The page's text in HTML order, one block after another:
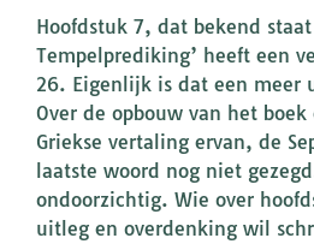
Hoofdstuk 7, dat bekend staat
Tempelprediking’ heeft een
26. Eigenlijk is dat een meer
Over de opbouw van het
Griekse vertaling ervan, de
laatste woord nog niet
ondoorzichtig. Wie over
uitleg en overdenking wil